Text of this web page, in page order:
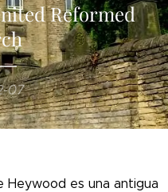
Reformed
07
Heywood es una antigua